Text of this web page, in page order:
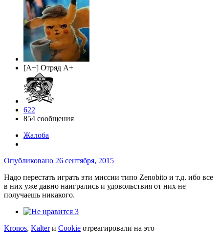
[A+] Отряд A+
622
854 сообщения
Жалоба
Опубликовано 26 сентября, 2015
Надо перестать играть эти миссии типо Zenobito и т.д. ибо все
в них уже давно наигрались и удовольствия от них не
получаешь никакого.
3
Kronos, Kalterи Cookie отреагировали на это